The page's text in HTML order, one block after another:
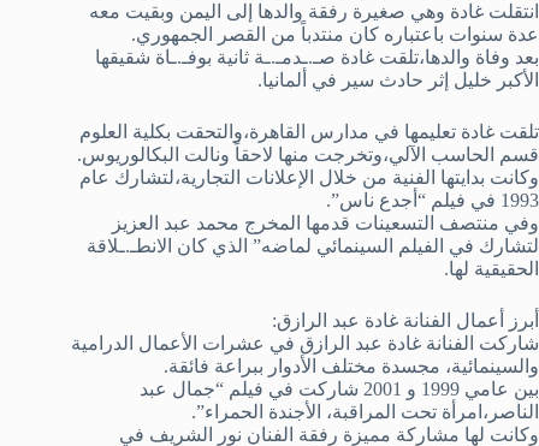
انتقلت غادة وهي صغيرة رفقة والدها إلى اليمن وبقيت معه
عدة سنوات باعتباره كان منتدباً من القصر الجمهوري.
بعد وفاة والدها،تلقت غادة صـ.ـدمـ.ـة ثانية بوفـ.ـاة شقيقها
الأكبر خليل إثر حادث سير في ألمانيا.
تلقت غادة تعليمها في مدارس القاهرة،والتحقت بكلية العلوم
قسم الحاسب الآلي،وتخرجت منها لاحقاً ونالت البكالوريوس.
وكانت بدايتها الفنية من خلال الإعلانات التجارية،لتشارك عام
1993 في فيلم “أجدع ناس”.
وفي منتصف التسعينات قدمها المخرج محمد عبد العزيز
لتشارك في الفيلم السينمائي لماضه” الذي كان الانطـ.ـلاقة
الحقيقية لها.
أبرز أعمال الفنانة غادة عبد الرازق:
شاركت الفنانة غادة عبد الرازق في عشرات الأعمال الدرامية
والسينمائية، مجسدة مختلف الأدوار ببراعة فائقة.
بين عامي 1999 و 2001 شاركت في فيلم “جمال عبد
الناصر،امرأة تحت المراقبة، الأجندة الحمراء”.
وكانت لها مشاركة مميزة رفقة الفنان نور الشريف في